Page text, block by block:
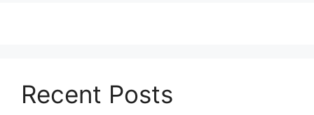
Recent Posts